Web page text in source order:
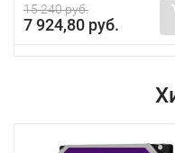
15 240 руб.
7 924,80 руб.